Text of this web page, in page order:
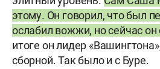
этому. Он говорил, что был
ослабил вожжи, но сейчас он
итоге он лидер
сборной. Так было и с Буре.